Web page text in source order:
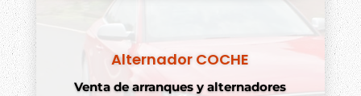
Alternador COCHE
Venta de arranques y alternadores